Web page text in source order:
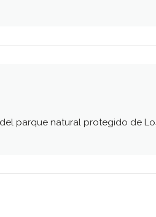
parque natural protegido de